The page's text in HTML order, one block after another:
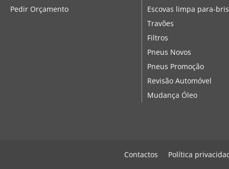
Pedir Orçamento
Escovas limpa para-
Travões
Filtros
Pneus Novos
Pneus Promoção
Revisão Automóvel
Mudança Óleo
Contactos Política